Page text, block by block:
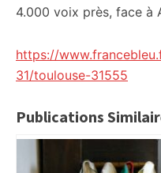
4.000 voix près, face à
https://
31/toulouse-31555
Publications